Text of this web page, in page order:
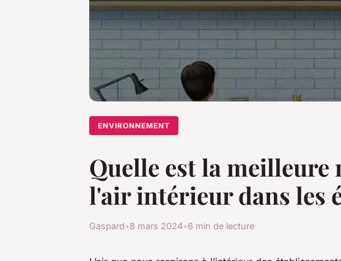
ENVIRONNEMENT
Quelle est la
l'air intérieur dans les
Gaspard•8 mars 2024•6 min de lecture